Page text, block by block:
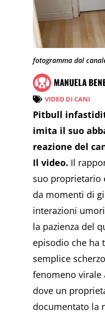
fotogramma dal
MANUELA
VIDEO DI CANI
Pitbull
imita il suo
reazione del
Il video. Il
suo proprietario
da momenti di
interazioni
la pazienza del
episodio che ha
semplice
fenomeno virale
dove un
documentato la